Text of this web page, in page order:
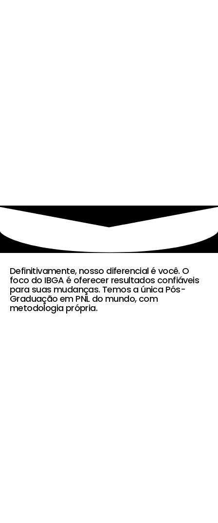
Definitivamente, nosso diferencial é você. O
foco do IBGA é oferecer resultados confiáveis
para suas mudanças. Temos a única Pós-
Graduação em PNL do mundo, com
metodologia própria.